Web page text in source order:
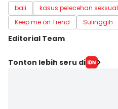
bali kasus pelecehan seksual
Keep me on Trend
Sulinggih
Editorial Team
Editor
Tonton lebih seru di